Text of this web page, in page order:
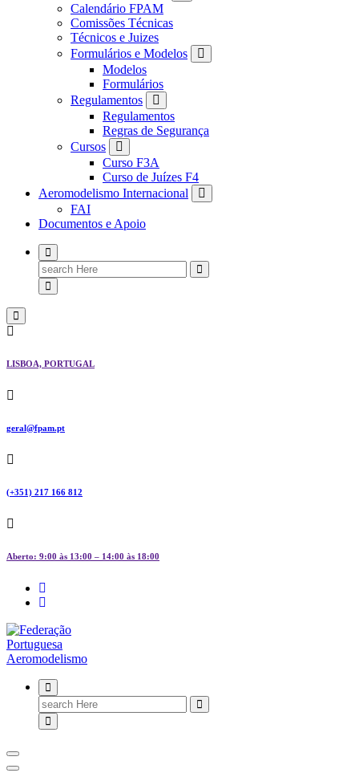
Calendário FPAM
Comissões Técnicas
Técnicos e Juizes
Formulários e Modelos
Modelos
Formulários
Regulamentos
Regulamentos
Regras de Segurança
Cursos
Curso F3A
Curso de Juízes F4
Aeromodelismo Internacional
FAI
Documentos e Apoio
Search
for:
LISBOA, PORTUGAL
geral@fpam.pt
(+351) 217 166 812
Aberto: 9:00 às 13:00 – 14:00 às 18:00
FPAM
Search
for: